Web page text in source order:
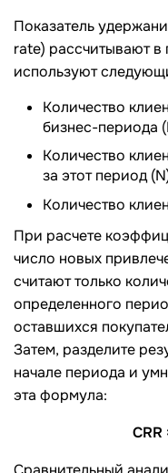
Показатель
rate) рассчитывают в
используют
Количество
бизнес-периода
Количество
за этот период
Количество
При расчете
число новых
считают только
определенного
оставшихся
Затем, разделите
начале периода и
эта формула: